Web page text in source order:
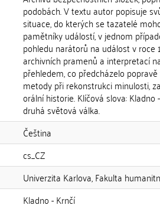
podobách. V textu autor popisuje
situace, do kterých se tazatelé
pamětníky událostí, v jednom
pohledu narátorů na událost v roce
archivních pramenů a interpretací
přehledem, co předcházelo
metody při rekonstrukci minulosti,
orální historie. Klíčová slova:
druhá světová válka.
Čeština
cs_CZ
Univerzita Karlova, Fakulta
Kladno - Krnčí